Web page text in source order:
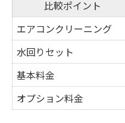
岡山の評判が高
ハウスクリーニ
方法
満足度が高い
口コミ分析で
比較ポイント
エアコンクリーニング
水回りセット
基本料金
オプション料金